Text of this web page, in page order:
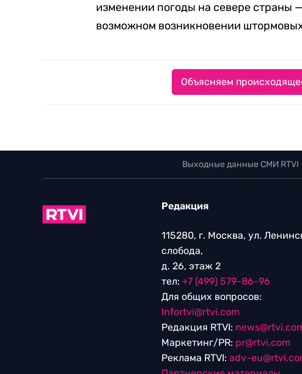
изменении погоды на севере страны
возможном возникновении
Объясняем
Выходные данные СМИ RTVI
Редакция
115280, г. Москва, ул.
слобода,
д. 26, этаж 2
тел: +7 (499) 579-86-96
Для общих вопросов:
Infortvi@rtvi.com
Редакция RTVI:
Маркетинг/PR: pr@rtvi.com
Реклама RTVI: adv-